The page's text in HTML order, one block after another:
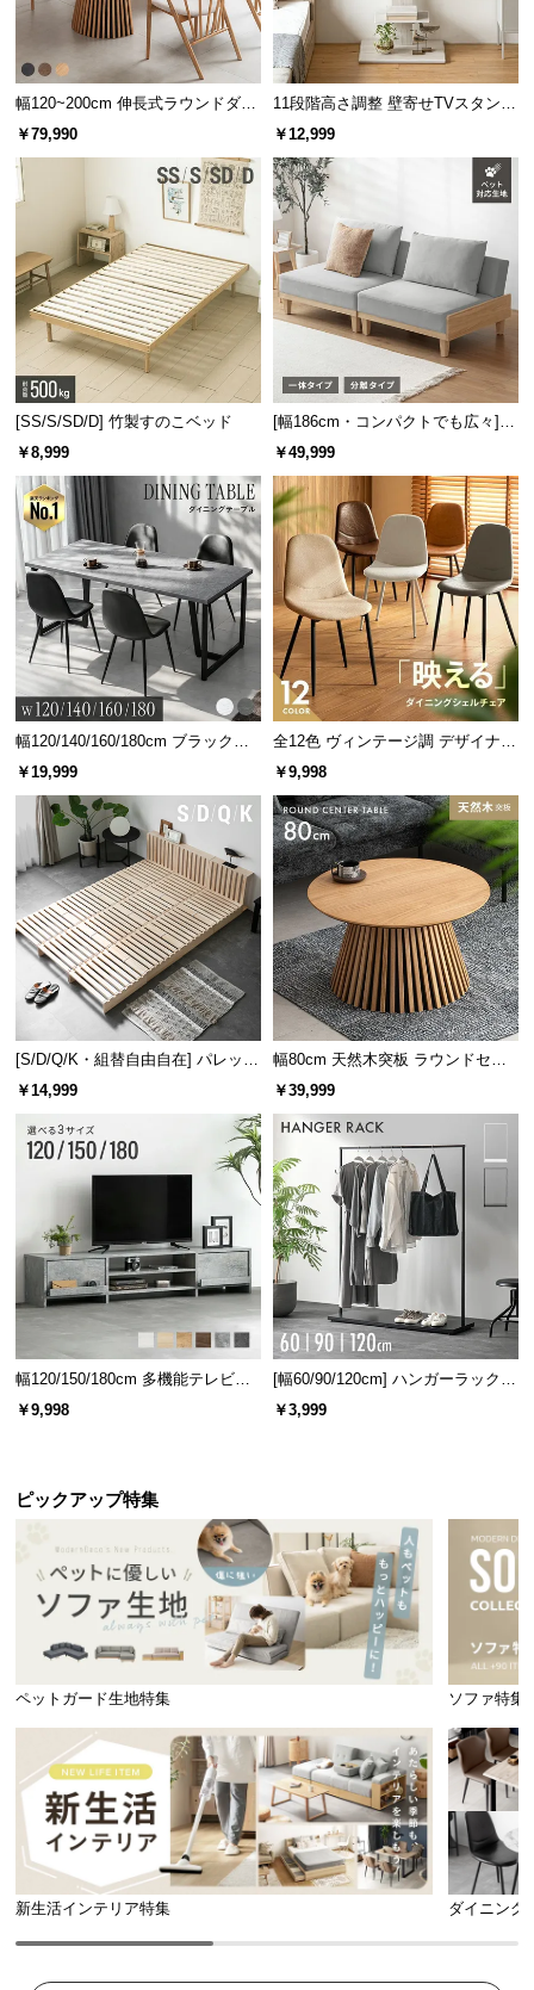
幅120~200cm 伸長式ラウンドダイ
ニングテーブル 6人掛け 天然木突
板 美しい格子デザイン
￥79,990
11段階高さ調整 壁寄せTVスタンド
キャスター付き 上下左右角度調節
￥12,999
[SS/S/SD/D] 竹製すのこベッド
￥8,999
[幅186cm・コンパクトでも広々] 3
人掛けソファベッド リクライニン
￥49,999
幅120/140/160/180cm ブラックフ
レーム ダイニング 大理石調 4人掛
￥19,999
全12色 ヴィンテージ調 デザイナー
ズシェルチェア
￥9,998
[S/D/Q/K・組替自由自在] パレット
ベッド 8/12/16枚セット
￥14,999
幅80cm 天然木突板 ラウンドセン
ターテーブル 美しい格子デザイン
￥39,999
幅120/150/180cm 多機能テレビボ
ード 木目/石目調 オープン収納・
引き出し収納付き
￥9,998
[幅60/90/120cm] ハンガーラック
スチール 4段階高さ調節 サイドフ
ック オープンラック シンプル
￥3,999
ピックアップ特集
ペットガード生地特集 ソファ特集
新生活インテリア特集 ダイニング